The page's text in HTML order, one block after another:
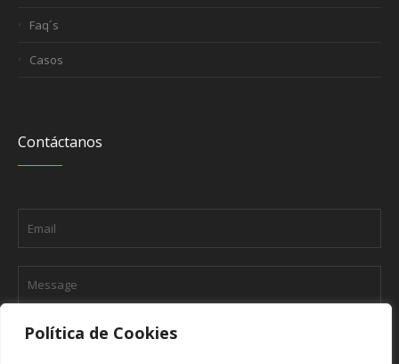
Política de Cookies
Faq´s
Casos
Contáctanos